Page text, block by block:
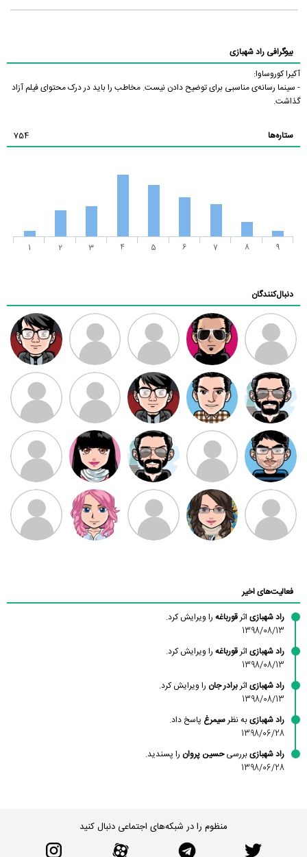
بیوگرافی راد شهبازی
آکیرا کوروساوا:
- سینما رسانه‌ی مناسبی برای توضیح دادن نیست. مخاطب را باید در درک محتوای فیلم آزاد
گذاشت.
ستاره‌ها 754
1 2 3 4 5 6 7 8 9
دنبال‌کنندگان
ممدرضا رضا کاظمی زهرا ~ ابتین
سید محمد
موسوی
مهدی فرهمند مهدی سلطانی داود رضیی
طرفدار میلی
بابی براون
کیوان کیانی
سامان راحمی امیردلتا امیروو ملیکا منتظری عارفه داستانپور
فعالیت‌های اخیر
راد شهبازی اثرقورباغه را ویرایش کرد.
1398/08/13
راد شهبازی اثرقورباغه را ویرایش کرد.
1398/08/13
راد شهبازی اثربرادر جان را ویرایش کرد.
1398/08/13
راد شهبازیبه نظرسیمرغ پاسخ داد.
1398/06/28
راد شهبازیبررسیحسین پروان را پسندید.
1398/06/28
منظوم را در شبکه‌های اجتماعی دنبال کنید